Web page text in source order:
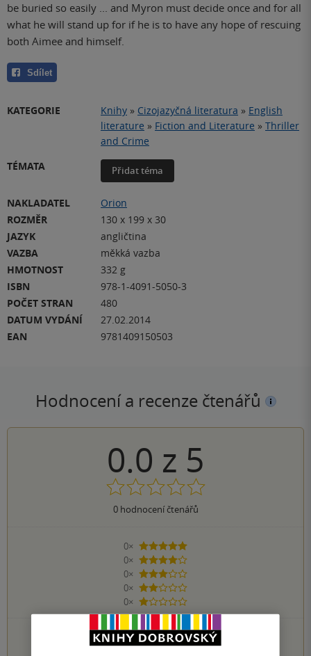
be buried so easily ... and Myron must decide once and for all
what he will stand up for if he is to have any hope of rescuing
both Aimee and himself.
Sdílet
KATEGORIE Knihy » Cizojazyčná literatura » English
literature » Fiction and Literature » Thriller
and Crime
TÉMATA
Přidat téma
NAKLADATEL
Orion
ROZMĚR
130 x 199 x 30
JAZYK
angličtina
VAZBA
měkká vazba
HMOTNOST
332 g
ISBN
978-1-4091-5050-3
POČET STRAN
480
DATUM VYDÁNÍ
27.02.2014
EAN
9781409150503
Hodnocení a recenze čtenářů
0.0 z 5
0hodnocení čtenářů
0×
5 hvězdiček
0×
4 hvězdičky
0×
3 hvězdičky
0×
2 hvězdičky
0×
1 hvezdička
PŘIDEJTE SVÉ HODNOCENÍ KNIHY